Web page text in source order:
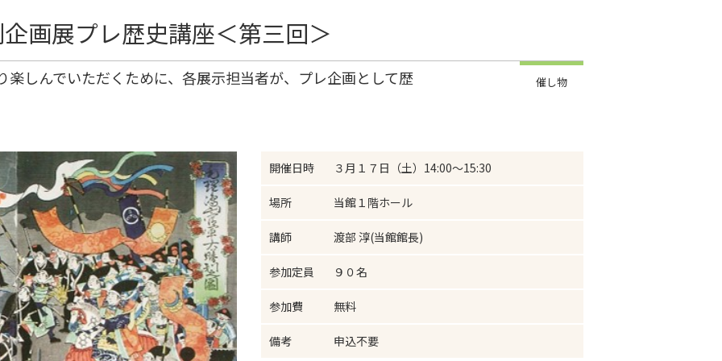
画展プレ歴史講座＜第三回＞
しんでいただくために、各展示担当者が、プレ企画として歴 催し物
開催日時 ３月１７日（土）14:00～15:30
場所 当館１階ホール
講師 渡部 淳(当館館長)
参加定員 ９０名
参加費 無料
備考 申込不要